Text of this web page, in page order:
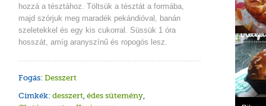
hozzá a tésztához. Töltsük a tésztát a formába,
majd szórjuk meg maradék pekándióval, banán
szeletekkel és egy kis cukorral. Süssük 1 óra
hosszát, amíg aranyszínű és ropogós lesz.
Fogás: Desszert
Cimkék: desszert, édes sütemény,